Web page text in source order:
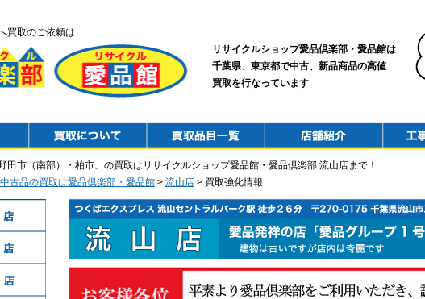
買取のご依頼は
リサイクルショップ愛品倶楽部・愛品館は
千葉県、東京都で中古、新品商品の高値
買取を行なっています
田市（南部）・柏市」の買取はリサイクルショップ愛品館・愛品倶楽部 流山店まで！
古品の買取は愛品倶楽部・愛品館 > 流山店 > 買取強化情報